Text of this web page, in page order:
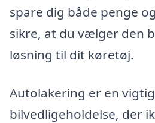
spare dig både penge
sikre, at du vælger den
løsning til dit køretøj.
Autolakering er en
bilvedligeholdelse, der